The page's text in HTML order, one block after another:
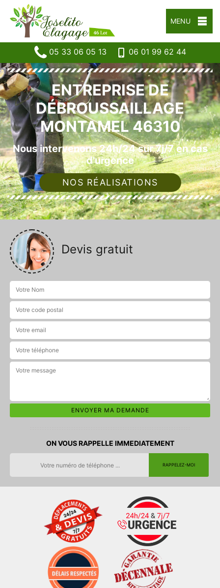
MENU
05 33 06 05 13 06 01 99 62 44
ENTREPRISE DE
DÉBROUSSAILLAGE
MONTAMEL 46310
Nous intervenons 24h/24 sur 7j/7 en cas
d'urgence
NOS RÉALISATIONS
Devis gratuit
ON VOUS RAPPELLE IMMEDIATEMENT